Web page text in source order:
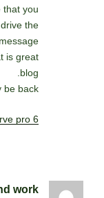
that you
the
message
is great
blog.
back.
pro 6
work